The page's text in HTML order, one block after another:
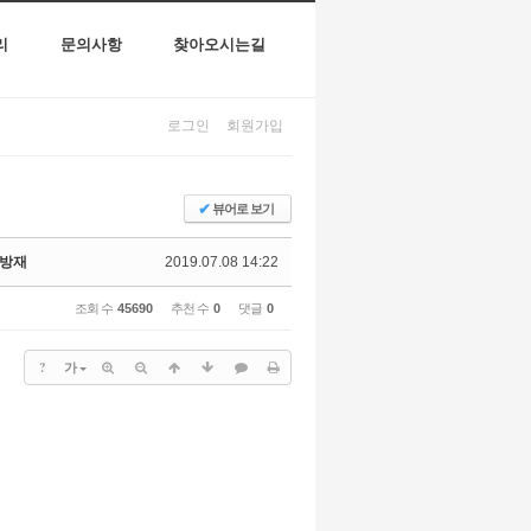
문의사항 찾아오시는길
로그인 회원가입
✔뷰어로 보기
2019.07.08 14:22
재
조회 수 45690 추천 수 0 댓글 0
? 가